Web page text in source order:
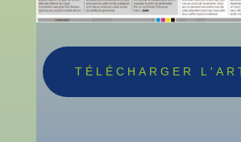
TÉLÉCHARGER